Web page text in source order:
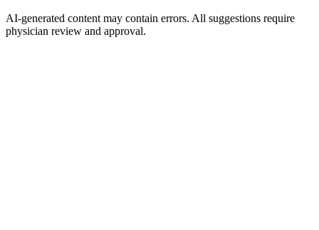
AI-generated content may contain errors. All suggestions require
physician review and approval.